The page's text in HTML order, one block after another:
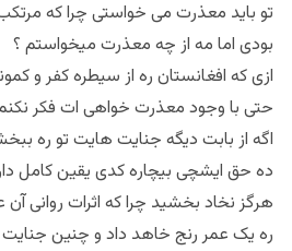
تو باید معذرت می خواستی چرا که
بودی اما مه از چه معذرت میخواستم ؟
ازی که افغانستان ره از سیطره کفر و
حتی با وجود معذرت خواهی ات فکر
اگه از بابت دیگه جنایت هایت تو ره
ده حق ایشچی بیچاره کدی یقین کامل
هرگز نخاد بخشید چرا که اثرات روانی
ره یک عمر رنج خاهد داد و چنین